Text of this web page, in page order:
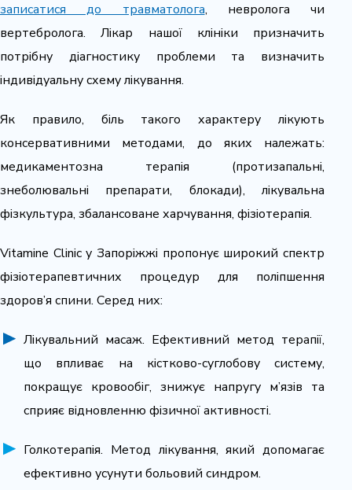
записатися до травматолога, невролога чи
вертебролога. Лікар нашої клініки призначить
потрібну діагностику проблеми та визначить
індивідуальну схему лікування.
Як правило, біль такого характеру лікують
консервативними методами, до яких належать:
медикаментозна терапія (протизапальні,
знеболювальні препарати, блокади), лікувальна
фізкультура, збалансоване харчування, фізіотерапія.
Vitamine Clinic у Запоріжжі пропонує широкий спектр
фізіотерапевтичних процедур для поліпшення
здоров’я спини. Серед них:
Лікувальний масаж. Ефективний метод терапії,
що впливає на кістково-суглобову систему,
покращує кровообіг, знижує напругу м’язів та
сприяє відновленню фізичної активності.
Голкотерапія. Метод лікування, який допомагає
ефективно усунути больовий синдром.